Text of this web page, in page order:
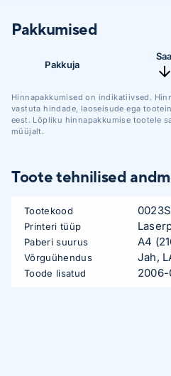
Pakkumised
Pakkuja
Hinnapakkumised on indikatiivsed.
vastuta hindade, laoseisude ega
eest. Lõpliku hinnapakkumise tootele
müüjalt.
Toote tehnilised
Tootekood
Printeri tüüp
Paberi suurus A4
Võrguühendus Jah,
Toode lisatud